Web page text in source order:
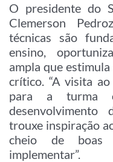
O presidente do
Clemerson
técnicas são
ensino,
ampla que
crítico. “A visita
para a turma
desenvolvimento
trouxe inspiração
cheio de boas
implementar”.